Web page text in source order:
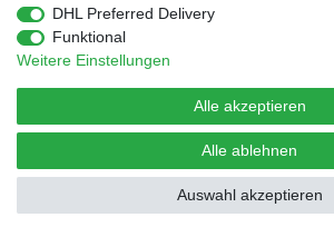
DHL Preferred Delivery
Funktional
Weitere Einstellungen
Alle akzeptieren
Alle ablehnen
Auswahl akzeptieren